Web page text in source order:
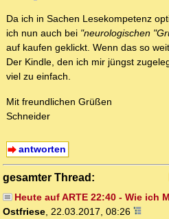
Da ich in Sachen Lesekompetenz
ich nun auch bei "neurologischen
auf kaufen geklickt. Wenn das so
Der Kindle, den ich mir jüngst
viel zu einfach.
Mit freundlichen Grüßen
Schneider
antworten
gesamter Thread:
Heute auf ARTE 22:40 - Wie ich
Ostfriese, 22.03.2017, 08:26